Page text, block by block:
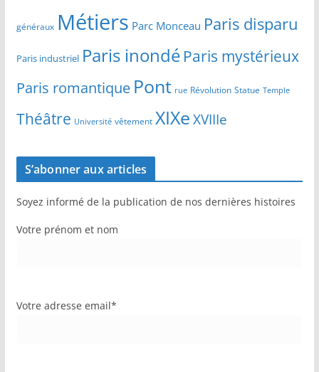
généraux Métiers Parc Monceau Paris disparu
Paris industriel Paris inondé Paris mystérieux
Paris romantique Pont rue Révolution Statue Temple
Théâtre Université vêtement XIXeXVIIIe
S’abonner aux articles
Soyez informé de la publication de nos dernières histoires
Votre prénom et nom
Votre adresse email*